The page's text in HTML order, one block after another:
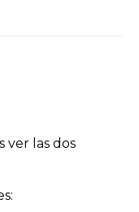
ver las dos